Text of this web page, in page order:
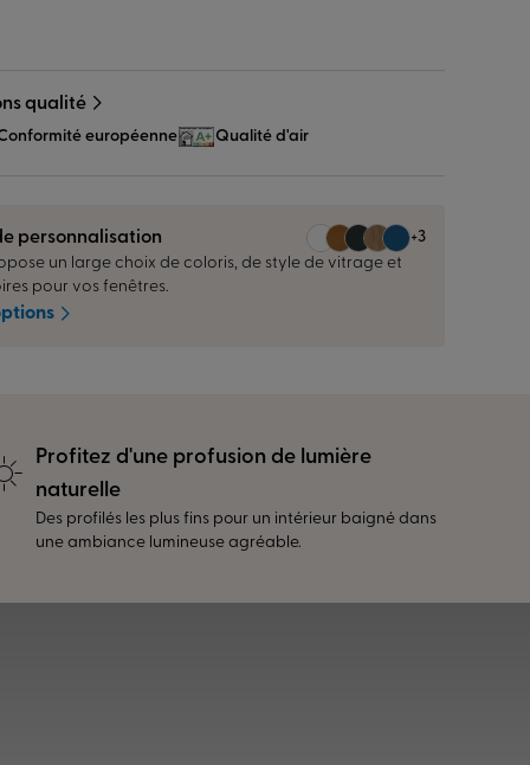
qualité
européenne Qualité d'air
personnalisation
+3
un large choix de coloris, de style de vitrage et
pour vos fenêtres.
Profitez d'une profusion de lumière
naturelle
Des profilés les plus fins pour un intérieur baigné dans
une ambiance lumineuse agréable.